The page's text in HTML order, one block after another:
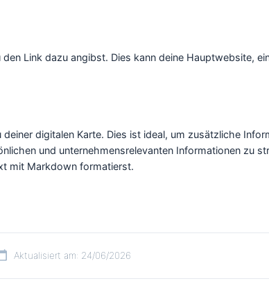
Link dazu angibst. Dies kann deine Hauptwebsite,
digitalen Karte. Dies ist ideal, um zusätzliche
und unternehmensrelevanten Informationen zu
mit Markdown formatierst.
Aktualisiert am: 24/06/2026